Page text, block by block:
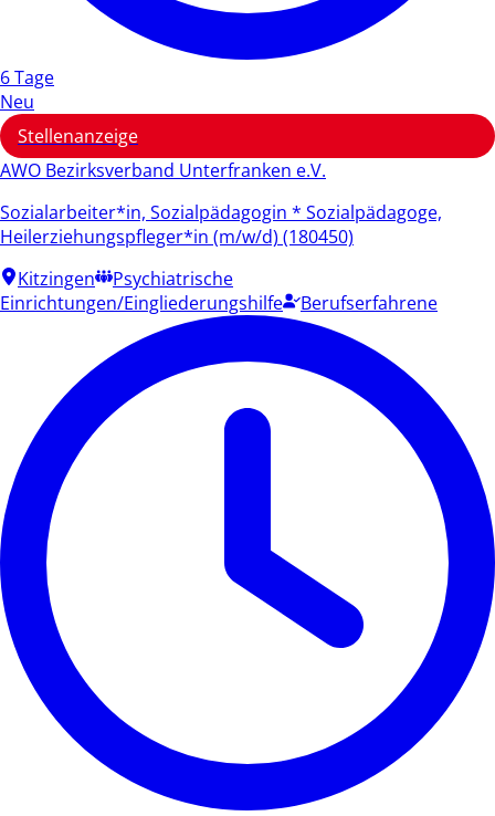
6 Tage
Neu
Stellenanzeige
AWO Bezirksverband Unterfranken e.V.
Sozialarbeiter*in, Sozialpädagogin * Sozialpädagoge,
Heilerziehungspfleger*in (m/w/d) (180450)
Kitzingen
Psychiatrische
Einrichtungen/Eingliederungshilfe
Berufserfahrene